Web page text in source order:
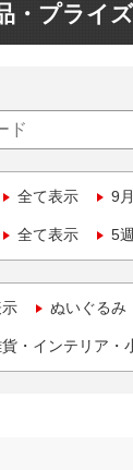
・プライ
全て表示 9月
全て表示 5週
ぬいぐるみ
・インテリア・